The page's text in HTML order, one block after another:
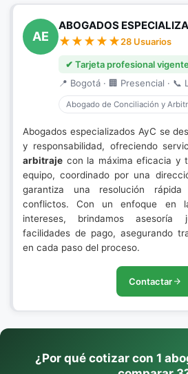
AE
ABOGADOS
28 Usuarios
✔ Tarjeta profesional
📍 Bogotá · 🏢 Presencial · 📞
Abogado de Conciliación y
Abogados especializados AyC se
y responsabilidad, ofreciendo
arbitraje con la máxima eficacia y
equipo, coordinado por una
garantiza una resolución
conflictos. Con un enfoque en
intereses, brindamos asesoría
facilidades de pago, asegurando
en cada paso del proceso.
Contactar
¿Por qué cotizar con 1